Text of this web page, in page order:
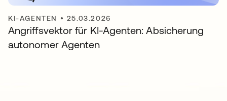
KI-AGENTEN • 25.03.2026
Angriffsvektor für KI-Agenten: Absicherung
autonomer Agenten